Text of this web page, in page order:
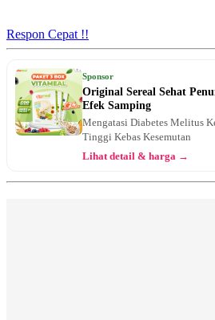
Respon Cepat !!
Sponsor
Original Sereal Sehat
Efek Samping
Mengatasi Diabetes Melitus
Tinggi Kebas Kesemutan
Lihat detail & harga →